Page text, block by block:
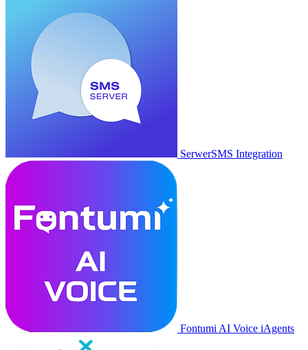
SerwerSMS Integration
Fontumi AI Voice iAgents